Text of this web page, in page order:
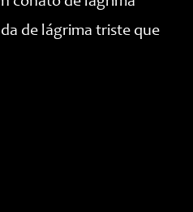
de lágrima triste que